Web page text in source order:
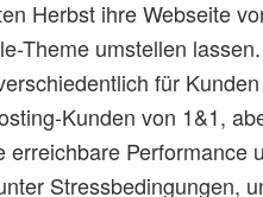
Herbst ihre Webseite
Theme umstellen
für
Kunden von 1&1,
erreichbare Performance
Stressbedingungen,